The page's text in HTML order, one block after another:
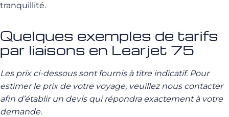
tranquillité.
Quelques exemples de tarifs
par liaisons en Learjet 75
Les prix ci-dessous sont fournis à titre indicatif. Pour
estimer le prix de votre voyage, veuillez nous contacter
afin d’établir un devis qui répondra exactement à votre
demande.